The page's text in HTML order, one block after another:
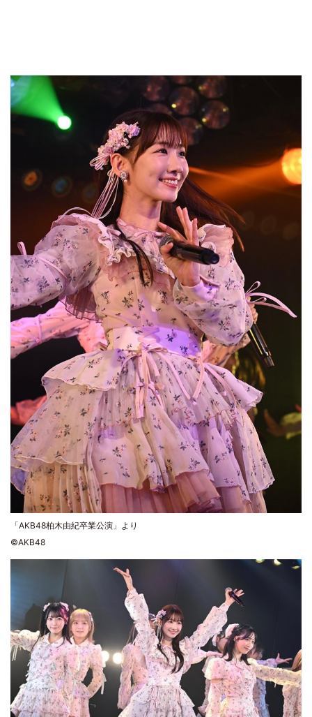
「AKB48柏木由紀卒業公演」より
©AKB48